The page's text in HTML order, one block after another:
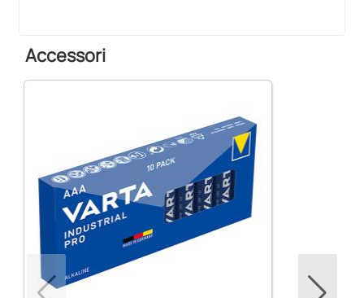
Peso: 35 gr. incluse batterie
Accessori